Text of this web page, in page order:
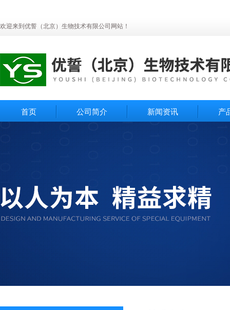
欢迎来到优誓（北京）生物技术有限公司网站！
首页 公司简介 新闻资讯 产